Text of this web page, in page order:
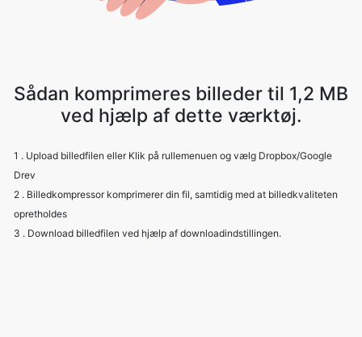
Sådan komprimeres billeder til 1,2 MB
1 . Upload billedfilen eller Klik på rullemenuen og vælg Dropbox/Google
Drev
2 . Billedkompressor komprimerer din fil, samtidig med at billedkvaliteten
3 . Download billedfilen ved hjælp af downloadindstillingen.